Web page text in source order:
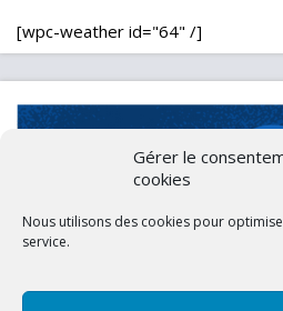
Gérer le
cookies
Nous utilisons des cookies pour
service.
[wpc-weather id="64" /]